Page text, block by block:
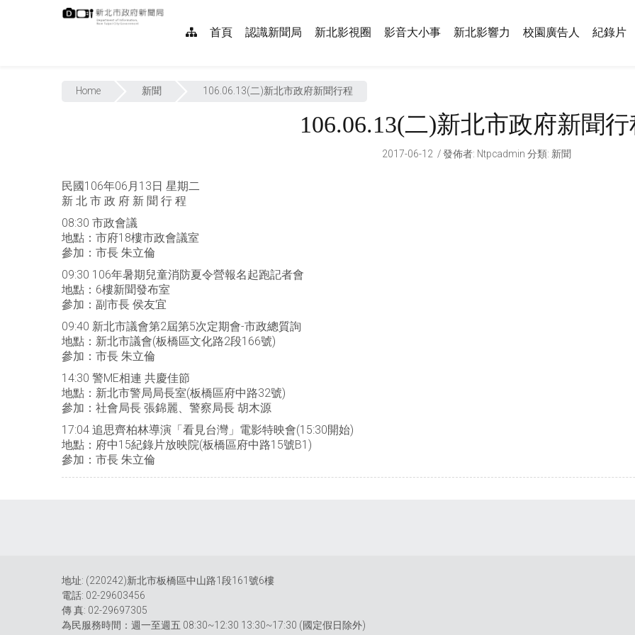
首頁 認識新聞局 新北影視圈 影音大小事 新北影響力 校園廣告人 紀錄片
Home 新聞 106.06.13(二)新北市政府新聞行程
106.06.13(二)新北市政府新聞行
2017-06-12 發佈者: Ntpcadmin 分類: 新聞
民國106年06月13日 星期二
新 北 市 政 府 新 聞 行 程
08:30 市政會議
地點：市府18樓市政會議室
參加：市長 朱立倫
09:30 106年暑期兒童消防夏令營報名起跑記者會
地點：6樓新聞發布室
參加：副市長 侯友宜
09:40 新北市議會第2屆第5次定期會-市政總質詢
地點：新北市議會(板橋區文化路2段166號)
參加：市長 朱立倫
14:30 警ME相連 共慶佳節
地點：新北市警局局長室(板橋區府中路32號)
參加：社會局長 張錦麗、警察局長 胡木源
17:04 追思齊柏林導演「看見台灣」電影特映會(15:30開始)
地點：府中15紀錄片放映院(板橋區府中路15號B1)
參加：市長 朱立倫
地址: (220242)新北市板橋區中山路1段161號6樓
電話: 02-29603456
傳 真: 02-29697305
為民服務時間：週一至週五 08:30~12:30 13:30~17:30 (國定假日除外)